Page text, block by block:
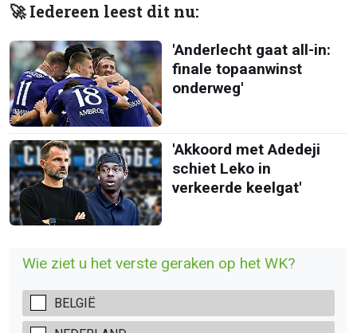
🚀 Iedereen leest dit nu:
'Anderlecht gaat all-in:
finale topaanwinst
onderweg'
'Akkoord met Adedeji
schiet Leko in
verkeerde keelgat'
Wie ziet u het verste geraken op het WK?
BELGIË